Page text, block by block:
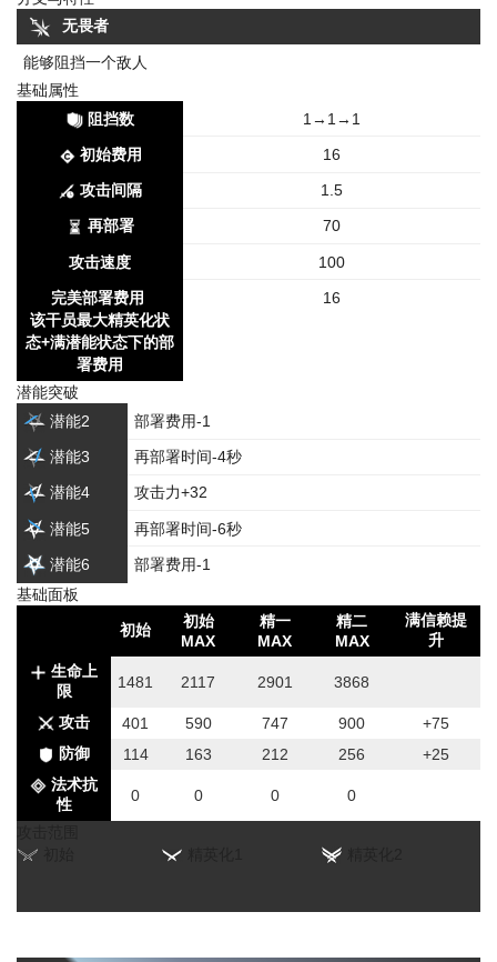
无畏者
能够阻挡一个敌人
基础属性
阻挡数
1→1→1
初始费用 16
攻击间隔 1.5
再部署 70
攻击速度 100
完美部署费用
该干员最大精英化状
态+满潜能状态下的部
署费用
16
潜能突破
潜能2
部署费用-1
潜能3 再部署时间-4秒
潜能4 攻击力+32
潜能5 再部署时间-6秒
潜能6
部署费用-1
基础面板
初始
初始
MAX
精一
MAX
精二
MAX
满信赖提
升
生命上
限
1481 2117 2901 3868
攻击 401 590 747 900
+75
防御
114 163 212 256
+25
法术抗
性
0 0 0 0